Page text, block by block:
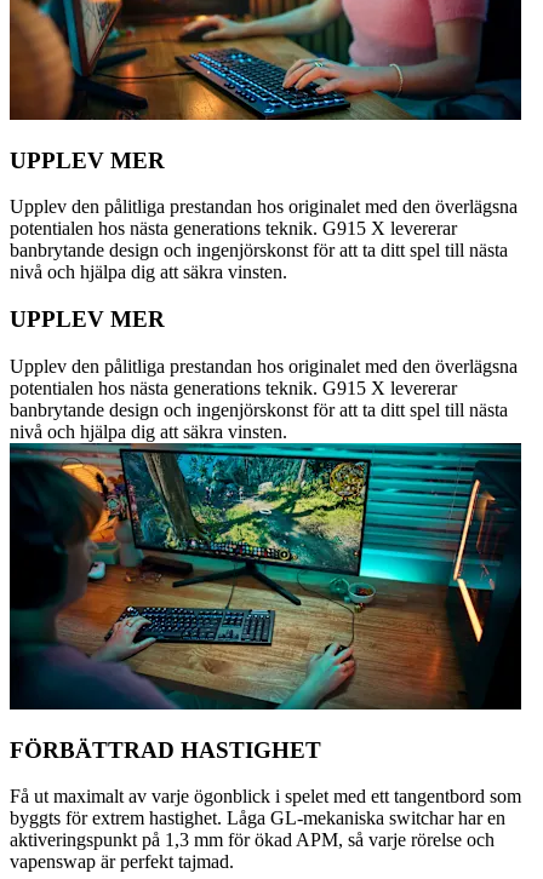
UPPLEV MER
Upplev den pålitliga prestandan hos originalet med den överlägsna
potentialen hos nästa generations teknik. G915 X levererar
banbrytande design och ingenjörskonst för att ta ditt spel till nästa
nivå och hjälpa dig att säkra vinsten.
UPPLEV MER
Upplev den pålitliga prestandan hos originalet med den överlägsna
potentialen hos nästa generations teknik. G915 X levererar
banbrytande design och ingenjörskonst för att ta ditt spel till nästa
nivå och hjälpa dig att säkra vinsten.
FÖRBÄTTRAD HASTIGHET
Få ut maximalt av varje ögonblick i spelet med ett tangentbord som
byggts för extrem hastighet. Låga GL-mekaniska switchar har en
aktiveringspunkt på 1,3 mm för ökad APM, så varje rörelse och
vapenswap är perfekt tajmad.